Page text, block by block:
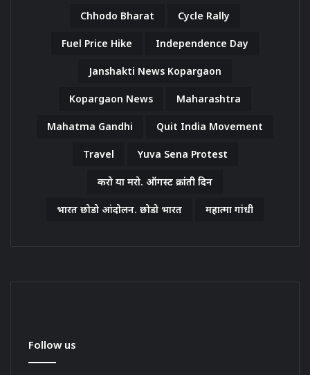
Chhodo Bharat Cycle Rally
Fuel Price Hike Independence Day
Janshakti News Kopargaon
Kopargaon News Maharashtra
Mahatma Gandhi Quit India Movement
Travel Yuva Sena Protest
करो या मरो. ऑगस्ट क्रांती दिन
भारत छोडो आंदोलन. छोडो भारत महात्मा गांधी
Follow us